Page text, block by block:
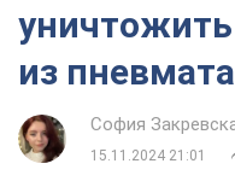
из
София
15.11.2024 21:01